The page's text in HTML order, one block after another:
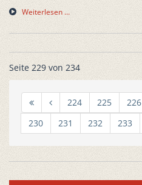
Weiterlesen …
Seite 229 von 234
224 225 226
230
231 232 233